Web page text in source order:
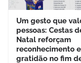
Um gesto que
pessoas: Cestas
Natal reforçam
reconhecimento e
gratidão no fim